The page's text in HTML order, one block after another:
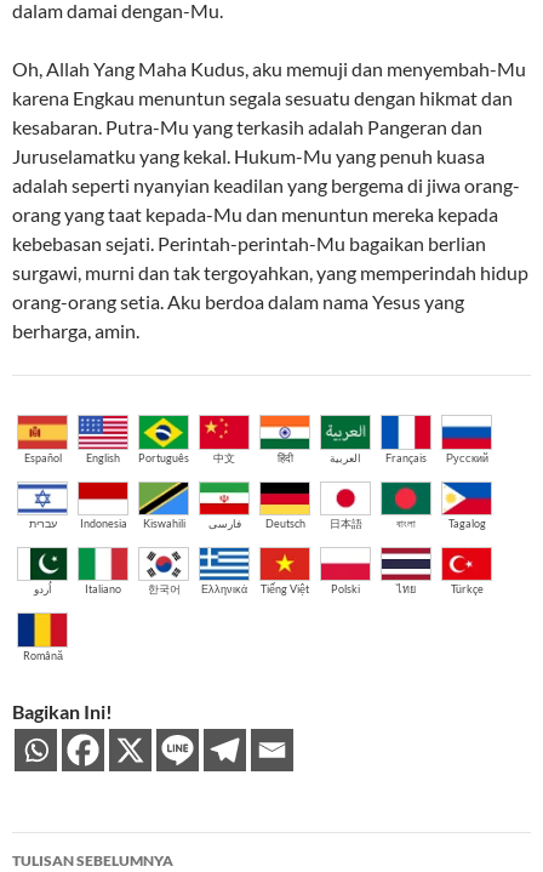
dalam damai dengan-Mu.
Oh, Allah Yang Maha Kudus, aku memuji dan menyembah-Mu
karena Engkau menuntun segala sesuatu dengan hikmat dan
kesabaran. Putra-Mu yang terkasih adalah Pangeran dan
Juruselamatku yang kekal. Hukum-Mu yang penuh kuasa
adalah seperti nyanyian keadilan yang bergema di jiwa orang-
orang yang taat kepada-Mu dan menuntun mereka kepada
kebebasan sejati. Perintah-perintah-Mu bagaikan berlian
surgawi, murni dan tak tergoyahkan, yang memperindah hidup
orang-orang setia. Aku berdoa dalam nama Yesus yang
berharga, amin.
Español English Português 中文 हिंदी العربية Français Русский
עברית Indonesia Kiswahili فارسی Deutsch 日本語 বাংলা Tagalog
اُردو Italiano 한국어 Ελληνικά Tiếng Việt Polski ไทย Türkçe
Română
Bagikan Ini!
Navigasi
TULISAN SEBELUMNYA